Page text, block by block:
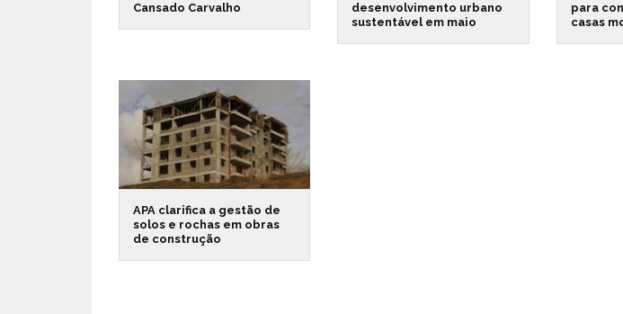
Cansado Carvalho
desenvolvimento urbano
sustentável em maio
para
casas
APA clarifica a gestão de
solos e rochas em obras
de construção